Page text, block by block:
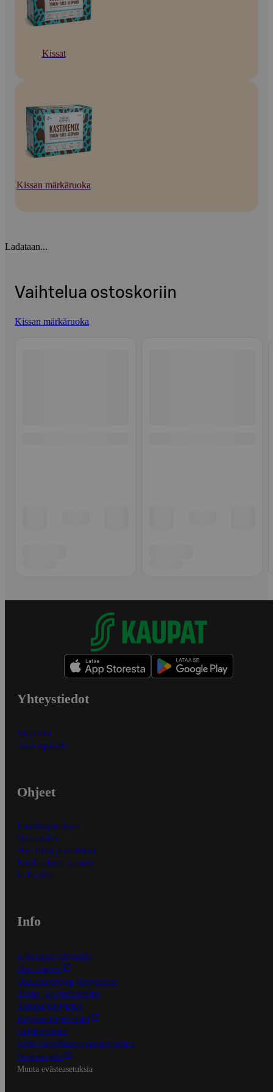
Kissat
Kissan märkäruoka
Ladataan...
Vaihtelua ostoskoriin
Kissan märkäruoka
Yhteystiedot
Myymälät
Asiakaspalvelu
Ohjeet
Ensitilaajan ohjeet
Näin maksat
Näin tilaat ja muokkaat
Kaikki ohjeet ja vinkit
In English
Info
S-Business yrityksille
Oiva-raportit
Osuuskauppojen yhteystiedot
Tilaus- ja toimitusehdot
Tietosuojakäytäntö
Palvelun käyttöehdot
Saavutettavuus
Mobiilisovelluksen saavutettavuus
Mainostajalle
Muuta evästeasetuksia